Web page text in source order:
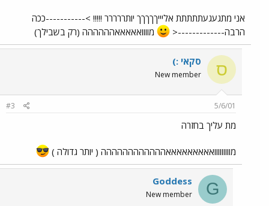
אני מתגעגעתתתתת אליייךךךךך יותררררר !!!!! >-----------ככה
הרבה-------------<
מוווואאאאאהההההה (רק בשבילך)
ס סקאי :)
New member
5/6/01
#3
מת עליך בחזרה
מווווווווואאאאאאאאאהההההההההההה ( יותר גדולה )
G
Goddess
New member